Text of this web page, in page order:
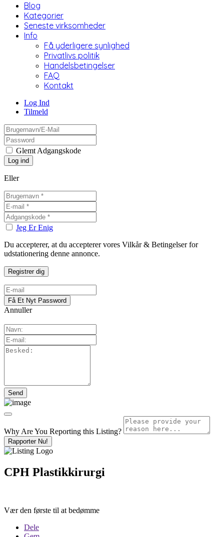
Blog
Kategorier
Seneste virksomheder
Info
Få yderligere synlighed
Privatlivs politik
Handelsbetingelser
FAQ
Kontakt
Log Ind
Tilmeld
Glemt Adgangskode
Eller
Jeg Er Enig
Du accepterer, at du accepterer vores Vilkår & Betingelser for
udstationering denne annonce.
Annuller
Why Are You Reporting this Listing?
Rapporter Nu!
CPH Plastikkirurgi
Vær den første til at bedømme
Dele